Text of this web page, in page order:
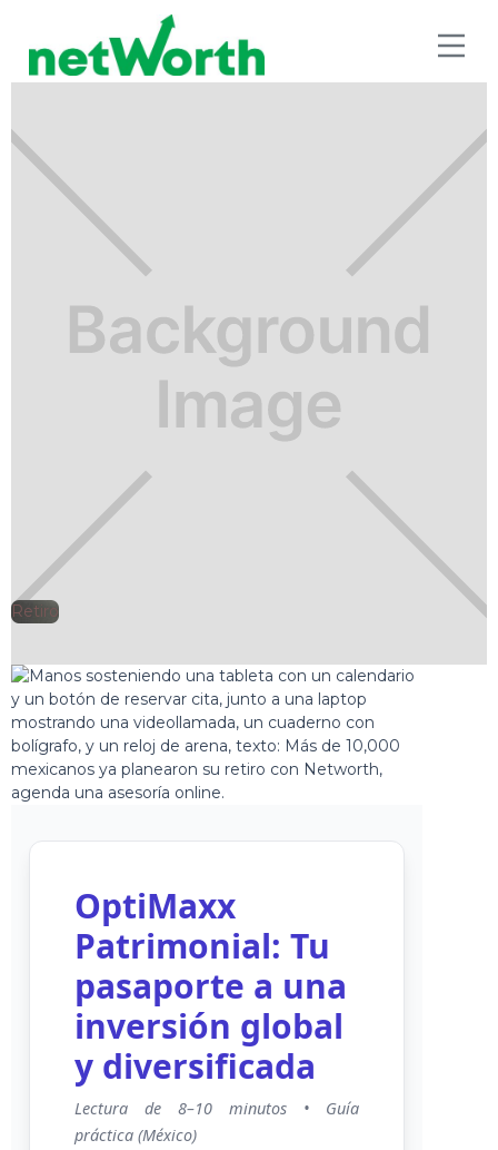
RETIRO
Retiro
OptiMaxx
Patrimonial: Tu
pasaporte a una
inversión global
y diversificada
Lectura de 8–10 minutos • Guía
práctica (México)